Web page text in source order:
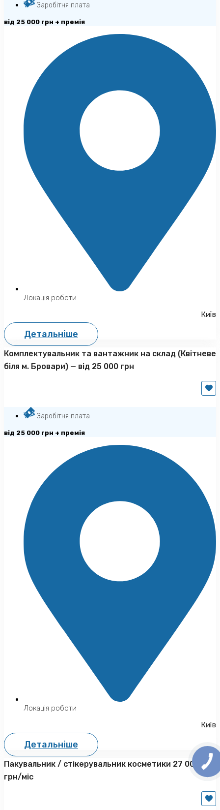
Заробітня плата
від 25 000 грн + премія
Локація роботи
Київ
Детальніше
Комплектувальник та вантажник на склад (Квітневе
біля м. Бровари) — від 25 000 грн
Заробітня плата
від 25 000 грн + премія
Локація роботи
Київ
Детальніше
Пакувальник / стікерувальник косметики 27 000
грн/міс